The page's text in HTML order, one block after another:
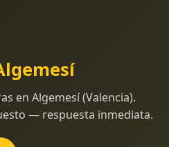
en Algemesí (Valencia).
— respuesta inmediata.